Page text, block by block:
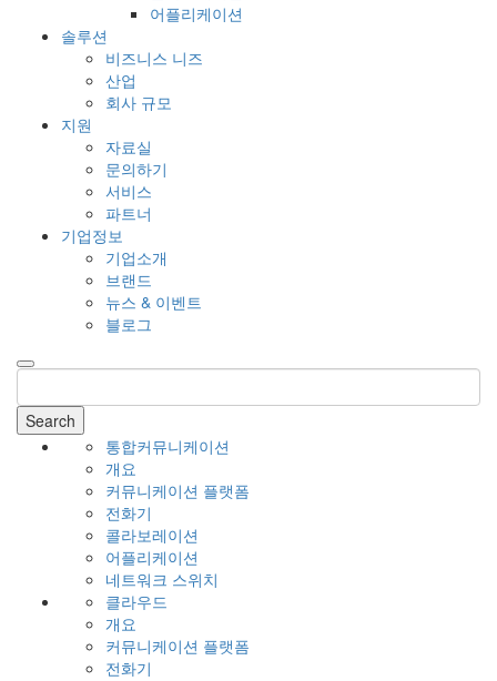
어플리케이션
솔루션
비즈니스 니즈
산업
회사 규모
지원
자료실
문의하기
서비스
파트너
기업정보
기업소개
브랜드
뉴스 & 이벤트
블로그
Search
통합커뮤니케이션
개요
커뮤니케이션 플랫폼
전화기
콜라보레이션
어플리케이션
네트워크 스위치
클라우드
개요
커뮤니케이션 플랫폼
전화기